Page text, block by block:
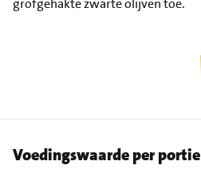
grofgehakte zwarte olijven toe.
Voedingswaarde per portie